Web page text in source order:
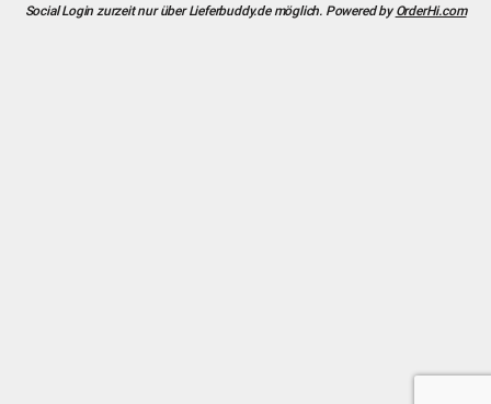
Social Login zurzeit nur überLieferbuddy.demöglich. Powered byOrderHi.com